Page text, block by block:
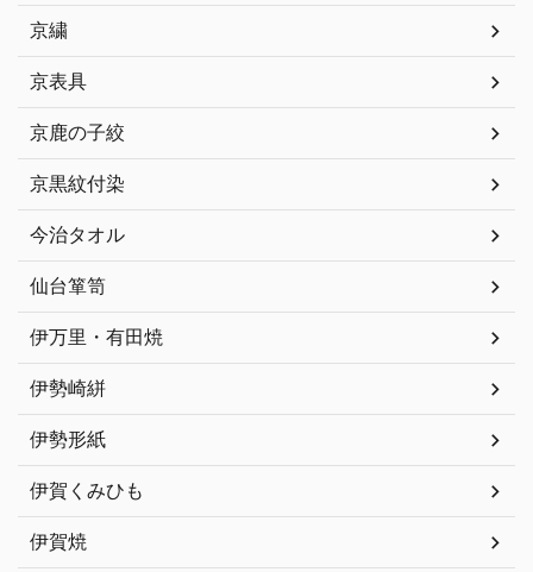
京繍
京表具
京鹿の子絞
京黒紋付染
今治タオル
仙台箪笥
伊万里・有田焼
伊勢崎絣
伊勢形紙
伊賀くみひも
伊賀焼